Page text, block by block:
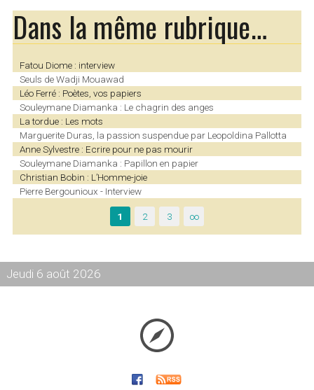
Dans la même rubrique…
Fatou Diome : interview
Seuls de Wadji Mouawad
Léo Ferré : Poètes, vos papiers
Souleymane Diamanka : Le chagrin des anges
La tordue : Les mots
Marguerite Duras, la passion suspendue par Leopoldina Pallotta
Anne Sylvestre : Ecrire pour ne pas mourir
Souleymane Diamanka : Papillon en papier
Christian Bobin : L’Homme-joie
Pierre Bergounioux - Interview
1 2 3 ∞
Jeudi 6 août 2026